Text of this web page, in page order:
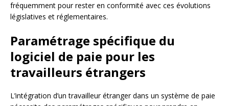
fréquemment pour rester en conformité avec ces évolutions
législatives et réglementaires.
Paramétrage spécifique du
logiciel de paie pour les
travailleurs étrangers
L’intégration d’un travailleur étranger dans un système de paie